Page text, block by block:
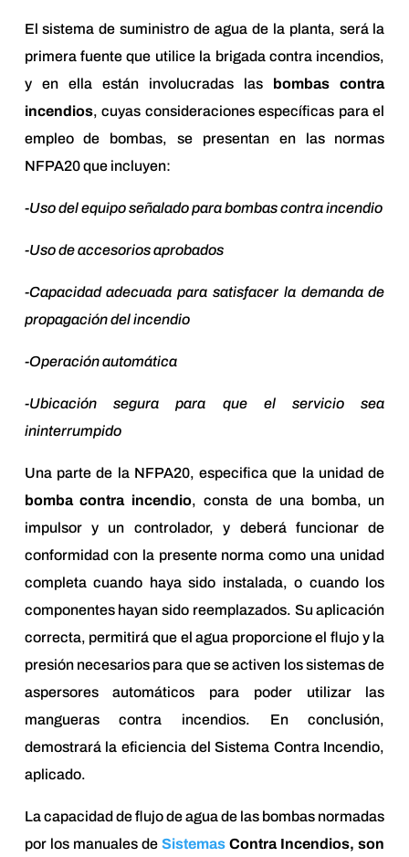
El sistema de suministro de agua de la planta, será la
primera fuente que utilice la brigada contra incendios,
y en ella están involucradas las bombas contra
incendios, cuyas consideraciones específicas para el
empleo de bombas, se presentan en las normas
NFPA20 que incluyen:
-Uso del equipo señalado para bombas contra incendio
-Uso de accesorios aprobados
-Capacidad adecuada para satisfacer la demanda de
propagación del incendio
-Operación automática
-Ubicación segura para que el servicio sea
ininterrumpido
Una parte de la NFPA20, especifica que la unidad de
bomba contra incendio, consta de una bomba, un
impulsor y un controlador, y deberá funcionar de
conformidad con la presente norma como una unidad
completa cuando haya sido instalada, o cuando los
componentes hayan sido reemplazados. Su aplicación
correcta, permitirá que el agua proporcione el flujo y la
presión necesarios para que se activen los sistemas de
aspersores automáticos para poder utilizar las
mangueras contra incendios. En conclusión,
demostrará la eficiencia del Sistema Contra Incendio,
aplicado.
La capacidad de flujo de agua de las bombas normadas
por los manuales deSistemas Contra Incendios, son